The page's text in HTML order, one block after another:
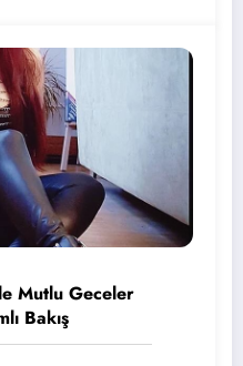
Mutlu Geceler
Bakış